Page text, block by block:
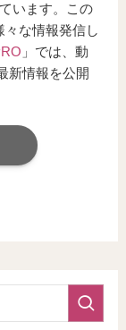
います。この
な情報発信し
」では、動
新情報を公開